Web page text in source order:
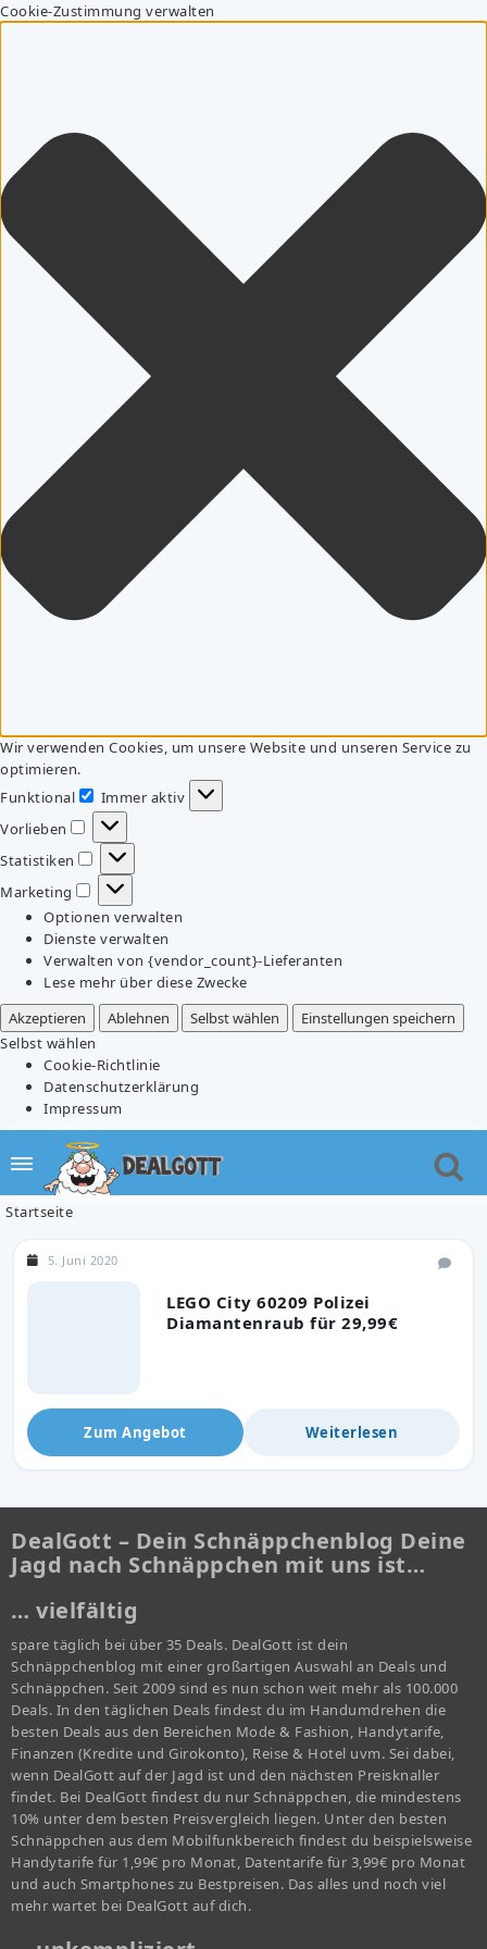
Cookie-Zustimmung verwalten
Wir verwenden Cookies, um unsere Website und unseren Service zu
optimieren.
Funktional
Funktional
Immer aktiv
Vorlieben
Vorlieben
Statistiken
Statistiken
Marketing
Marketing
Optionen verwalten
Dienste verwalten
Verwalten von {vendor_count}-Lieferanten
Lese mehr über diese Zwecke
Akzeptieren
Ablehnen Selbst wählen
Einstellungen speichern
Selbst wählen
Cookie-Richtlinie
Datenschutzerklärung
Impressum
Startseite
LEGO City 60209 Polizei
Diamantenraub für 29,99€
5. Juni 2020
Zum Angebot Weiterlesen
DealGott – Dein Schnäppchenblog Deine
Jagd nach Schnäppchen mit uns ist…
… vielfältig
spare täglich bei über 35 Deals. DealGott ist dein
Schnäppchenblog mit einer großartigen Auswahl an Deals und
Schnäppchen. Seit 2009 sind es nun schon weit mehr als 100.000
Deals. In den täglichen Deals findest du im Handumdrehen die
besten Deals aus den Bereichen Mode & Fashion, Handytarife,
Finanzen (Kredite und Girokonto), Reise & Hotel uvm. Sei dabei,
wenn DealGott auf der Jagd ist und den nächsten Preisknaller
findet. Bei DealGott findest du nur Schnäppchen, die mindestens
10% unter dem besten Preisvergleich liegen. Unter den besten
Schnäppchen aus dem Mobilfunkbereich findest du beispielsweise
Handytarife für 1,99€ pro Monat, Datentarife für 3,99€ pro Monat
und auch Smartphones zu Bestpreisen. Das alles und noch viel
mehr wartet bei DealGott auf dich.